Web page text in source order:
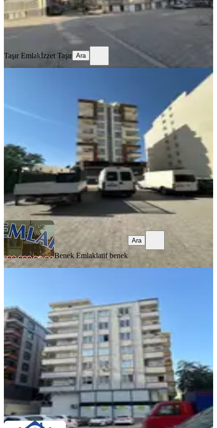
Taşır Emlak İzzet Taşır
Ara
Taşır Emlakİzzet Taşır Ara
Benek Emlak Paşabağı 3+1 Satılık
Haliliye, Paşabağı Mahallesi
165 m²· 1. Kat·04.08.2026
2.400.000 ₺
Benek Emlak latif benek
Ara
Benek Emlaklatif benek
Ara
Haliliye, Şair Şevket Mahallesi
1+1·55 m² ·5. Kat·04.08.2026
1.700.000 ₺
TRIMAX GAYRİMENKULGüzide Başaran